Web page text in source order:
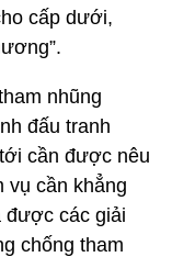
cấp dưới,
nhũng
đấu tranh
cần được nêu
cần khẳng
được các giải
chống tham